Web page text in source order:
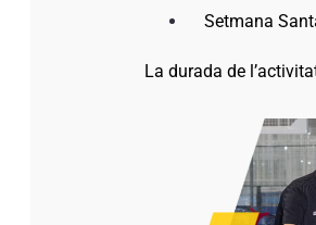
Setmana
La durada de